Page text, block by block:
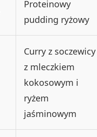
Proteinowy
pudding ryżowy
Curry z soczewicy
z mleczkiem
kokosowym i
ryżem
jaśminowym